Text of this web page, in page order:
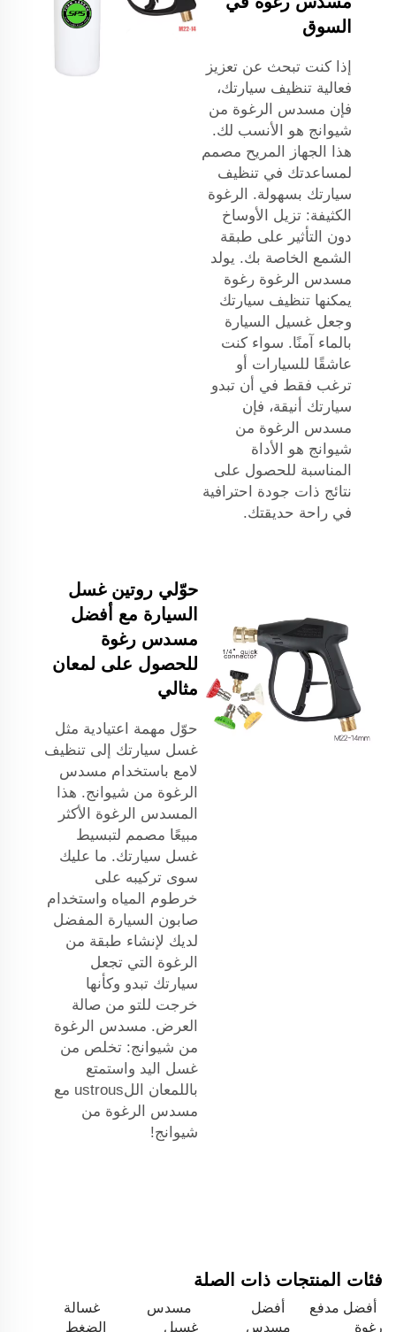
السوق
إذا كنت تبحث عن تعزيز
فعالية تنظيف سيارتك،
فإن مسدس الرغوة من
شيوانج هو الأنسب لك.
هذا الجهاز المريح مصمم
لمساعدتك في تنظيف
سيارتك بسهولة. الرغوة
الكثيفة: تزيل الأوساخ
دون التأثير على طبقة
الشمع الخاصة بك. يولد
مسدس الرغوة رغوة
يمكنها تنظيف سيارتك
وجعل غسيل السيارة
بالماء آمنًا. سواء كنت
عاشقًا للسيارات أو
ترغب فقط في أن تبدو
سيارتك أنيقة، فإن
مسدس الرغوة من
شيوانج هو الأداة
المناسبة للحصول على
نتائج ذات جودة احترافية
في راحة حديقتك.
حوّلي روتين غسل
السيارة مع أفضل
مسدس رغوة
للحصول على لمعان
مثالي
حوّل مهمة اعتيادية مثل
غسل سيارتك إلى تنظيف
لامع باستخدام مسدس
الرغوة من شيوانج. هذا
المسدس الرغوة الأكثر
مبيعًا مصمم لتبسيط
غسل سيارتك. ما عليك
سوى تركيبه على
خرطوم المياه واستخدام
صابون السيارة المفضل
لديك لإنشاء طبقة من
الرغوة التي تجعل
سيارتك تبدو وكأنها
خرجت للتو من صالة
العرض. مسدس الرغوة
من شيوانج: تخلص من
غسل اليد واستمتع
باللمعان اللustrous مع
مسدس الرغوة من
شيوانج!
فئات المنتجات ذات الصلة
أفضل مدفع
رغوة
أفضل
مسدس
مسدس
غسيل
غسالة
الضغط